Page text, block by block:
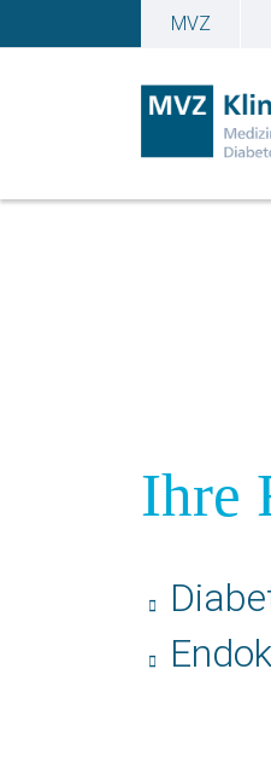
MVZ
MVZ
Ihre